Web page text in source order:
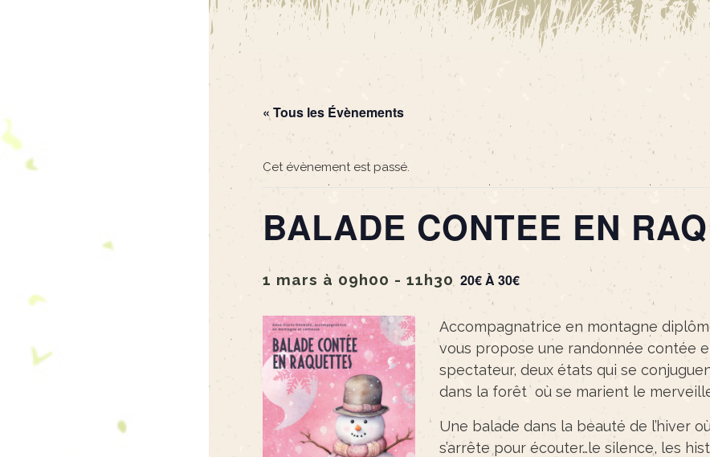
« Tous les Évènements
Cet évènement est passé.
BALADE CONTEE EN
1 mars à 09h00 - 11h30 20€ À 30€
Accompagnatrice en montagne
vous propose une randonnée contée
spectateur, deux états qui se
dans la forêt où se marient le
Une balade dans la beauté de l’hiver
s’arrête pour écouter…le silence, les